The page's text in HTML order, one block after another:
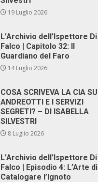
19 Luglio 2026
L’Archivio dell’Ispettore Di
Falco | Capitolo 32: Il
Guardiano del Faro
14 Luglio 2026
COSA SCRIVEVA LA CIA SU
ANDREOTTI E I SERVIZI
SEGRETI? – DI ISABELLA
SILVESTRI
8 Luglio 2026
L’Archivio dell’Ispettore Di
Falco | Episodio 4: L’Arte di
Catalogare l’Ignoto